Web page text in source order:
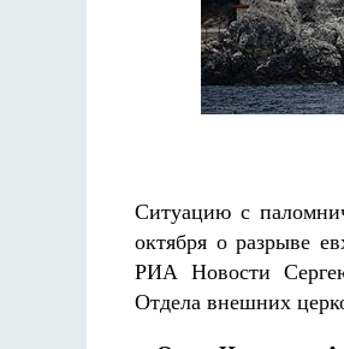
Ситуацию с
октября о разрыве
РИА Новости
Отдела внешних